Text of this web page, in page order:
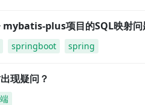
plus项目的SQL映射问
springboot spring
现疑问？